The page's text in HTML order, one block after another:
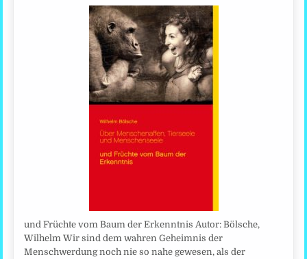
und Früchte vom Baum der Erkenntnis Autor: Bölsche,
Wilhelm Wir sind dem wahren Geheimnis der
Menschwerdung noch nie so nahe gewesen, als der